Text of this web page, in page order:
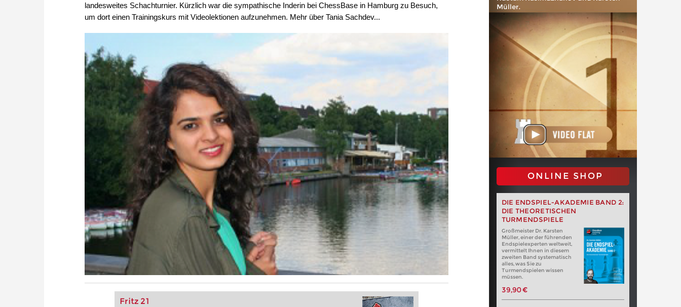
landesweites Schachturnier. Kürzlich war die sympathische Inderin bei ChessBase in Hamburg zu Besuch,
um dort einen Trainingskurs mit Videolektionen aufzunehmen. Mehr über Tania Sachdev...
Fritz 21
Müller.
ONLINE SHOP
DIE ENDSPIEL-AKADEMIE BAND 2:
DIE THEORETISCHEN
TURMENDSPIELE
Großmeister Dr. Karsten
Müller, einer der führenden
Endspielexperten weltweit,
vermittelt Ihnen in diesem
zweiten Band systematisch
alles, was Sie zu
Turmendspielen wissen
müssen.
39,90 €